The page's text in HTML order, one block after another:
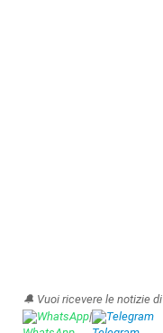
🔔 Vuoi ricevere le notizie di
WhatsApp| Telegram